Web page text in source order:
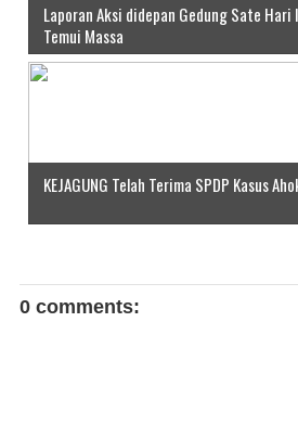
Laporan Aksi didepan Gedung Sate Hari
Temui Massa
KEJAGUNG Telah Terima SPDP Kasus
0 comments: